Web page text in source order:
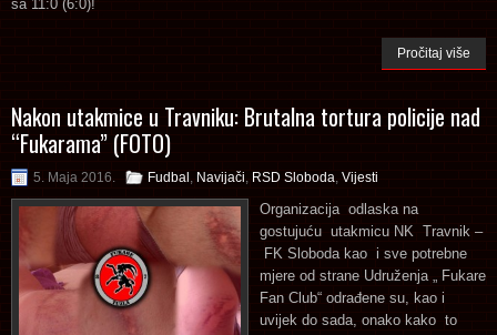
sa 11:0 (6:0)!
Pročitaj više
Nakon utakmice u Travniku: Brutalna tortura policije nad
“Fukarama” (FOTO)
5. Maja 2016. Fudbal Navijači RSD Sloboda Vijesti
Organizacija odlaska na
gostujuću utakmicu NK Travnik –
FK Sloboda kao i sve potrebne
mjere od strane Udruženja „ Fukare
Fan Club“ odrađene su, kao i
uvijek do sada, onako kako to